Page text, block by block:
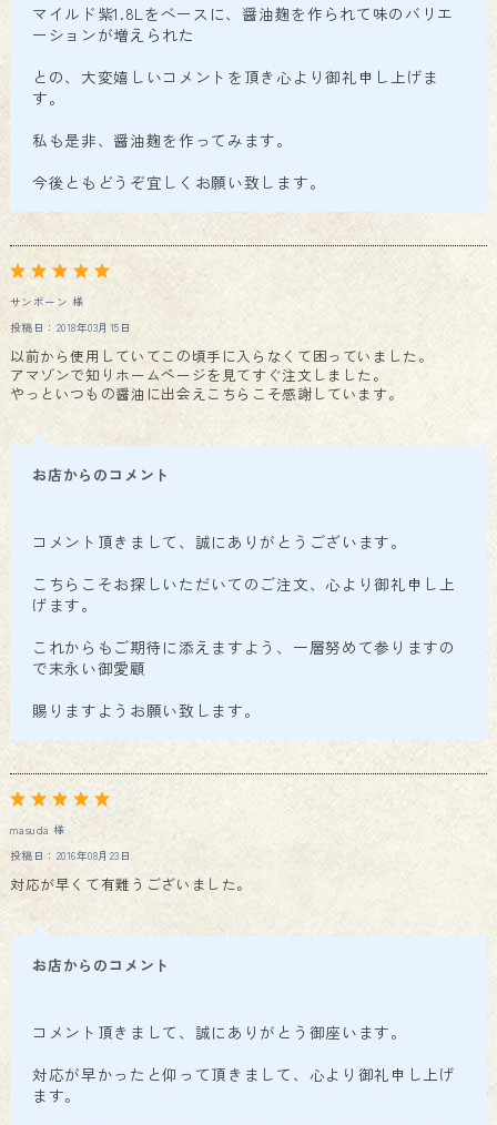
マイルド紫1.8Lをベースに、醤油麹を作られて味のバリエ
ーションが増えられた
との、大変嬉しいコメントを頂き心より御礼申し上げま
す。
私も是非、醤油麹を作ってみます。
今後ともどうぞ宜しくお願い致します。
サンボーン 様
投稿日：2018年03月15日
以前から使用していてこの頃手に入らなくて困っていました。
アマゾンで知りホームページを見てすぐ注文しました。
やっといつもの醤油に出会えこちらこそ感謝しています。
お店からのコメント
コメント頂きまして、誠にありがとうございます。
こちらこそお探しいただいてのご注文、心より御礼申し上
げます。
これからもご期待に添えますよう、一層努めて参りますの
で末永い御愛顧
賜りますようお願い致します。
masuda 様
投稿日：2016年08月23日
対応が早くて有難うございました。
お店からのコメント
コメント頂きまして、誠にありがとう御座います。
対応が早かったと仰って頂きまして、心より御礼申し上げ
ます。